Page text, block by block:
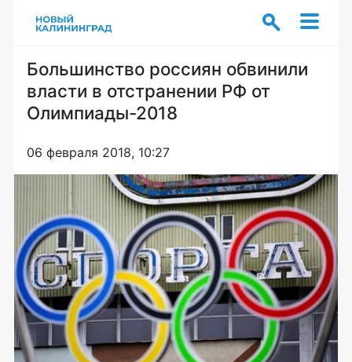
Большинство россиян обвинили
власти в отстранении РФ от
Олимпиады-2018
06 февраля 2018, 10:27